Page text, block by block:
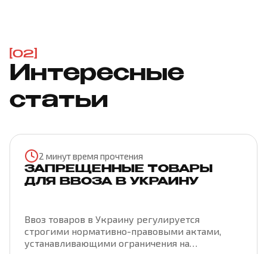
[02]
Интересные
статьи
2 минут время прочтения
ЗАПРЕЩЕННЫЕ ТОВАРЫ
ДЛЯ ВВОЗА В УКРАИНУ
Ввоз товаров в Украину регулируется
строгими нормативно-правовыми актами,
устанавливающими ограничения на